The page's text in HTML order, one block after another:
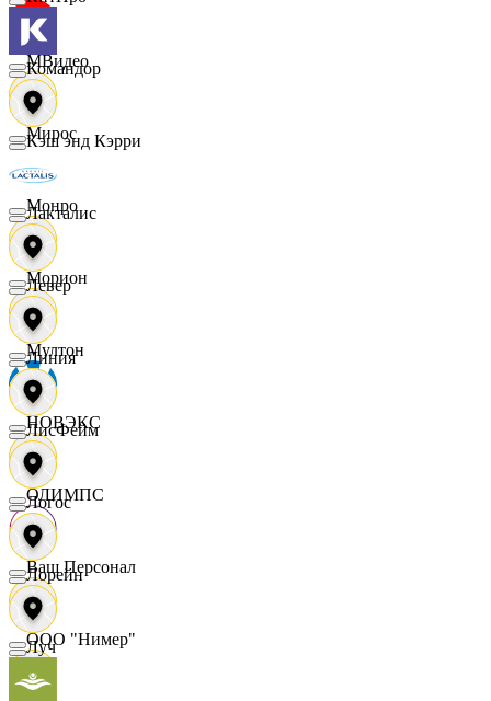
МВидео
Мирос
Монро
Морион
Мултон
НОВЭКС
ОЛИМПС
Ваш Персонал
ООО "Нимер"
Командор
Кэш энд Кэрри
Лакталис
Левер
Линия
ЛисФейм
Логос
Лорейн
Луч